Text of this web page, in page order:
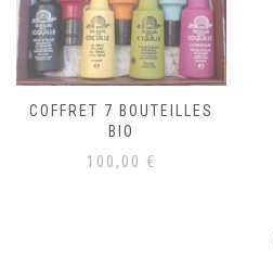
COFFRET 7 BOUTEILLES
BIO
100,00 €